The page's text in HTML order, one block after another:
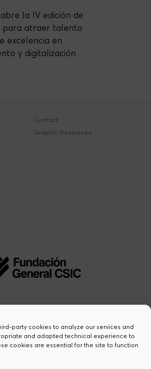
party cookies to analyze our services and
and adapted technical experience to
cookies are essential for the site to function
abre la IV edición de
para atraer talento
excelencia en
y digitalización
Contact
Graphic Resources
has received funding from the
Union’s Horizon Europe research